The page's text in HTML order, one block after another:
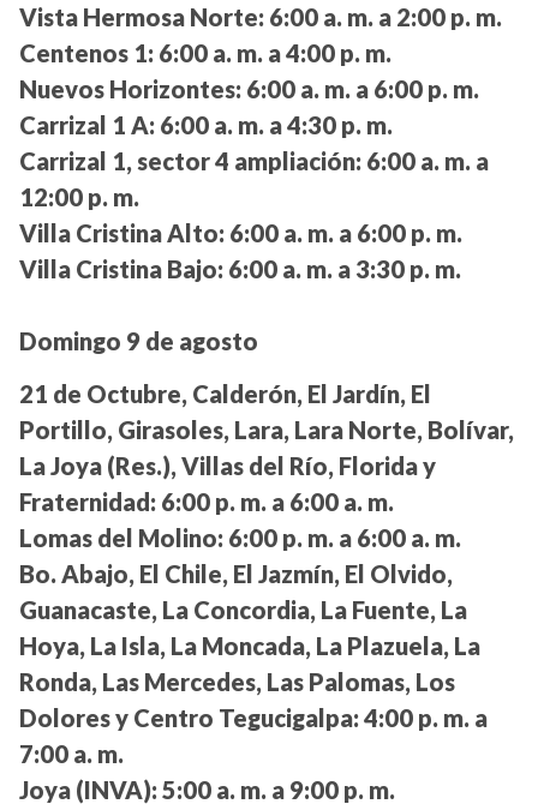
Vista Hermosa Norte: 6:00 a. m. a 2:00 p. m.
Centenos 1: 6:00 a. m. a 4:00 p. m.
Nuevos Horizontes: 6:00 a. m. a 6:00 p. m.
Carrizal 1 A: 6:00 a. m. a 4:30 p. m.
Carrizal 1, sector 4 ampliación: 6:00 a. m. a
12:00 p. m.
Villa Cristina Alto: 6:00 a. m. a 6:00 p. m.
Villa Cristina Bajo: 6:00 a. m. a 3:30 p. m.
Domingo 9 de agosto
21 de Octubre, Calderón, El Jardín, El
Portillo, Girasoles, Lara, Lara Norte, Bolívar,
La Joya (Res.), Villas del Río, Florida y
Fraternidad: 6:00 p. m. a 6:00 a. m.
Lomas del Molino: 6:00 p. m. a 6:00 a. m.
Bo. Abajo, El Chile, El Jazmín, El Olvido,
Guanacaste, La Concordia, La Fuente, La
Hoya, La Isla, La Moncada, La Plazuela, La
Ronda, Las Mercedes, Las Palomas, Los
Dolores y Centro Tegucigalpa: 4:00 p. m. a
7:00 a. m.
Joya (INVA): 5:00 a. m. a 9:00 p. m.